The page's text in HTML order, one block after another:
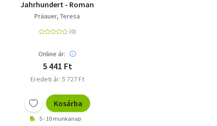
Jahrhundert - Roman
Präauer, Teresa
Online ár:
5 441 Ft
Eredeti ár: 5 727 Ft
Kosárba
5 - 10 munkanap